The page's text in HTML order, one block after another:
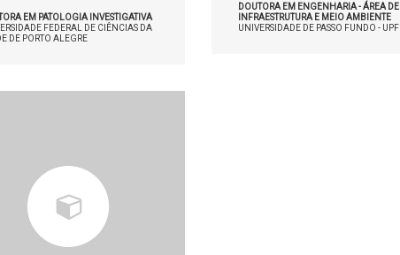
EM PATOLOGIA INVESTIGATIVA
FEDERAL DE CIÊNCIAS DA
DE PORTO ALEGRE
DOUTORA EM ENGENHARIA - ÁREA DE
INFRAESTRUTURA E MEIO AMBIENTE
UNIVERSIDADE DE PASSO FUNDO - UPF